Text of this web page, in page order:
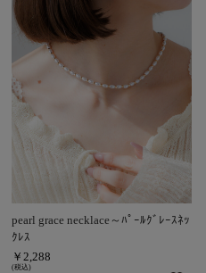
pearl grace necklace～ﾊﾟｰﾙｸﾞﾚｰｽﾈｯ
ｸﾚｽ
￥2,288
(税込)